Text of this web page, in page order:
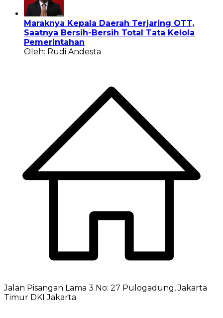
Maraknya Kepala Daerah Terjaring OTT,
Saatnya Bersih-Bersih Total Tata Kelola
Pemerintahan
Oleh: Rudi Andesta
Jalan Pisangan Lama 3 No: 27 Pulogadung, Jakarta
Timur DKI Jakarta